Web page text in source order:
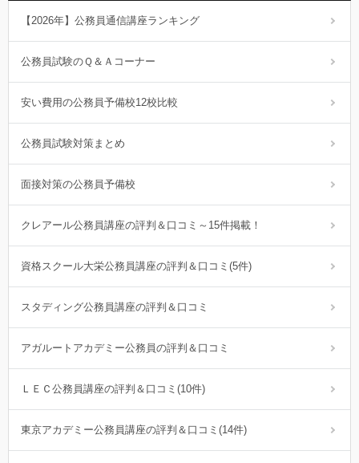
【2026年】公務員通信講座ランキング
公務員試験のＱ＆Ａコーナー
安い費用の公務員予備校12校比較
公務員試験対策まとめ
面接対策の公務員予備校
クレアール公務員講座の評判＆口コミ～15件掲載！
資格スクール大栄公務員講座の評判＆口コミ(5件)
スタディング公務員講座の評判＆口コミ
アガルートアカデミー公務員の評判＆口コミ
ＬＥＣ公務員講座の評判＆口コミ(10件)
東京アカデミー公務員講座の評判＆口コミ(14件)